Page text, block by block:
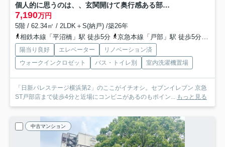
個人的に思うのは、、玄関開けて奥行感ある部屋も良いけれど、横に広がっている空間の方が好きっ！！共感できる方は、まずクリッククリック！！！な、『日神パレステージ横浜第２』リノベーション
7,190万円
5階 / 62.34㎡ / 2LDK＋S(納戸) /築26年
相鉄本線「平沼橋」駅 徒歩5分
京急本線「戸部」駅 徒歩5分
陽当り良好 エレベーター
リノベーション済
ウォークインクロゼット
バス・トイレ別 室内洗濯機置場
「日新パレステージ横浜第2」のここがイチオシ。セブンイレブン 京急
ST戸部店まで徒歩4分と近場にコンビニがあるのもポイン... もっと見る
中古マンション